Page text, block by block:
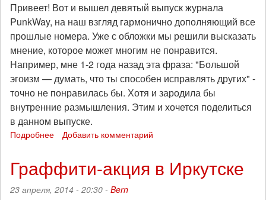
Привеет! Вот и вышел девятый выпуск журнала
PunkWay, на наш взгляд гармонично дополняющий все
прошлые номера. Уже с обложки мы решили высказать
мнение, которое может многим не понравится.
Например, мне 1-2 года назад эта фраза: "Большой
эгоизм — думать, что ты способен исправлять других" -
точно не понравилась бы. Хотя и зародила бы
внутренние размышления. Этим и хочется поделиться
в данном выпуске.
Подробнее
номер
анархо-
панк
Добавить комментарий
Граффити-акция в Иркутске
23 апреля, 2014 - 20:30 - Bern